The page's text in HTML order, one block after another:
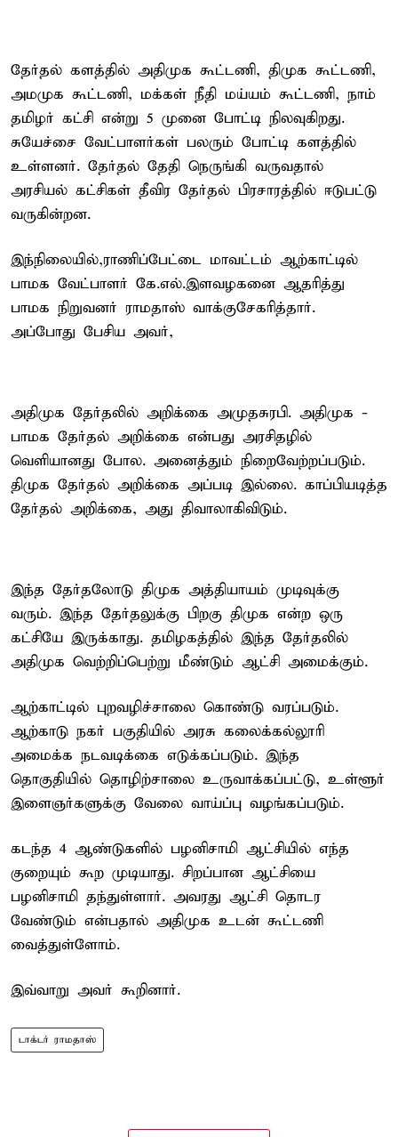
தேர்தல் களத்தில் அதிமுக கூட்டணி, திமுக கூட்டணி,
அமமுக கூட்டணி, மக்கள் நீதி மய்யம் கூட்டணி, நாம்
தமிழர் கட்சி என்று 5 முனை போட்டி நிலவுகிறது.
சுயேச்சை வேட்பாளர்கள் பலரும் போட்டி களத்தில்
உள்ளனர். தேர்தல் தேதி நெருங்கி வருவதால்
அரசியல் கட்சிகள் தீவிர தேர்தல் பிரசாரத்தில் ஈடுபட்டு
வருகின்றன.
இந்நிலையில்,ராணிப்பேட்டை மாவட்டம் ஆற்காட்டில்
பாமக வேட்பாளர் கே.எல்.இளவழகனை ஆதரித்து
பாமக நிறுவனர் ராமதாஸ் வாக்குசேகரித்தார்.
அப்போது பேசிய அவர்,
அதிமுக தேர்தலில் அறிக்கை அமுதசுரபி. அதிமுக -
பாமக தேர்தல் அறிக்கை என்பது அரசிதழில்
வெளியானது போல. அனைத்தும் நிறைவேற்றப்படும்.
திமுக தேர்தல் அறிக்கை அப்படி இல்லை. காப்பியடித்த
தேர்தல் அறிக்கை, அது திவாலாகிவிடும்.
இந்த தேர்தலோடு திமுக அத்தியாயம் முடிவுக்கு
வரும். இந்த தேர்தலுக்கு பிறகு திமுக என்ற ஒரு
கட்சியே இருக்காது. தமிழகத்தில் இந்த தேர்தலில்
அதிமுக வெற்றிப்பெற்று மீண்டும் ஆட்சி அமைக்கும்.
ஆற்காட்டில் புறவழிச்சாலை கொண்டு வரப்படும்.
ஆற்காடு நகர் பகுதியில் அரசு கலைக்கல்லூரி
அமைக்க நடவடிக்கை எடுக்கப்படும். இந்த
தொகுதியில் தொழிற்சாலை உருவாக்கப்பட்டு, உள்ளூர்
இளைஞர்களுக்கு வேலை வாய்ப்பு வழங்கப்படும்.
கடந்த 4 ஆண்டுகளில் பழனிசாமி ஆட்சியில் எந்த
குறையும் கூற முடியாது. சிறப்பான ஆட்சியை
பழனிசாமி தந்துள்ளார். அவரது ஆட்சி தொடர
வேண்டும் என்பதால் அதிமுக உடன் கூட்டணி
வைத்துள்ளோம்.
இவ்வாறு அவர் கூறினார்.
டாக்டர் ராமதாஸ்